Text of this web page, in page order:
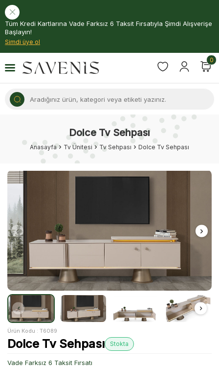
Tüm Kredi Kartlarına Vade Farksız 6 Taksit Fırsatıyla Şimdi Alışverişe
Başlayın!
Şimdi üye ol
0
Dolce Tv Sehpası
Anasayfa Tv Ünitesi Tv Sehpası Dolce Tv Sehpası
Ürün Kodu : T6089
Dolce Tv Sehpası Stokta
Vade Farksız 6 Taksit Fırsatı